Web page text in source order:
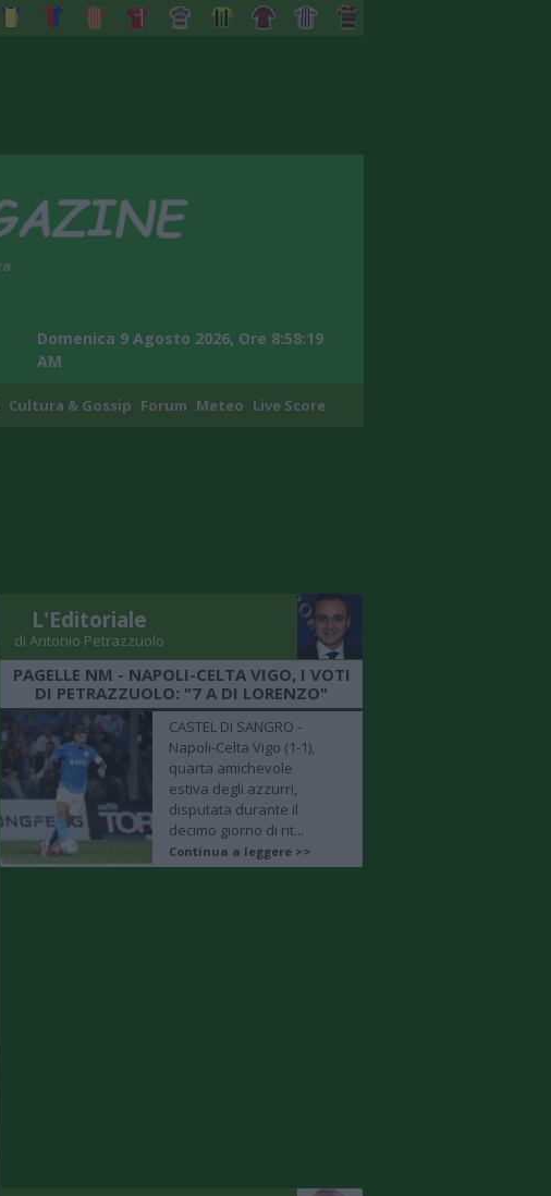
Domenica 9 Agosto 2026, Ore 8:58:20
AM
Cultura & Gossip Forum Meteo Live Score
L'Editoriale
di Antonio Petrazzuolo
PAGELLE NM - NAPOLI-CELTA VIGO, I VOTI
DI PETRAZZUOLO: "7 A DI LORENZO"
CASTEL DI SANGRO -
Napoli-Celta Vigo (1-1),
quarta amichevole
estiva degli azzurri,
disputata durante il
decimo giorno di rit...
Continua a leggere >>